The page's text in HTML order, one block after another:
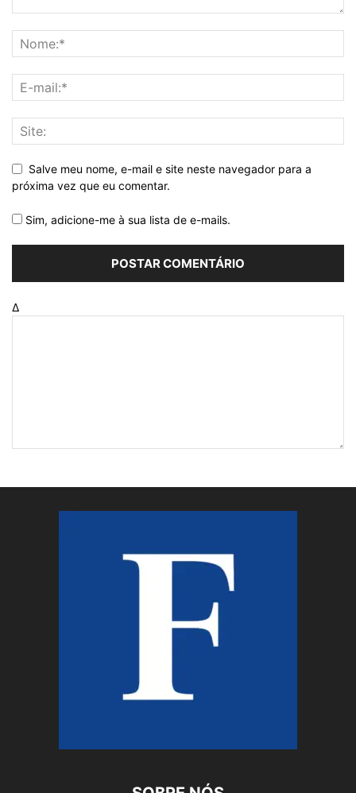
Salve meu nome, e-mail e site neste navegador para a
próxima vez que eu comentar.
Sim, adicione-me à sua lista de e-mails.
Δ